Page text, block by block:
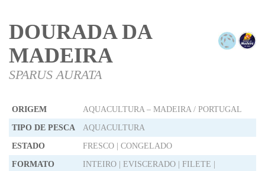
DOURADA DA
MADEIRA
SPARUS AURATA
ORIGEM AQUACULTURA – MADEIRA / PORTUGAL
TIPO DE PESCA AQUACULTURA
ESTADO FRESCO | CONGELADO
FORMATO
INTEIRO | EVISCERADO | FILETE |